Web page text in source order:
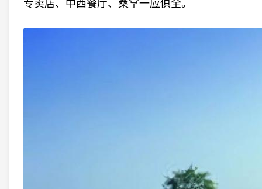
专卖店、中西餐厅、桑拿一应俱全。